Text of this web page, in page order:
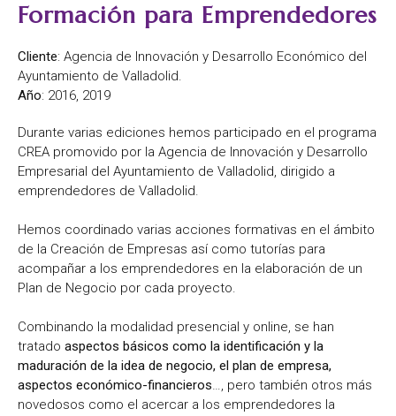
Formación para Emprendedores
Cliente: Agencia de Innovación y Desarrollo Económico del
Ayuntamiento de Valladolid.
Año: 2016, 2019
Durante varias ediciones hemos participado en el programa
CREA promovido por la Agencia de Innovación y Desarrollo
Empresarial del Ayuntamiento de Valladolid, dirigido a
emprendedores de Valladolid.
Hemos coordinado varias acciones formativas en el ámbito
de la Creación de Empresas así como tutorías para
acompañar a los emprendedores en la elaboración de un
Plan de Negocio por cada proyecto.
Combinando la modalidad presencial y online, se han
tratado aspectos básicos como la identificación y la
maduración de la idea de negocio, el plan de empresa,
aspectos económico-financieros…, pero también otros más
novedosos como el acercar a los emprendedores la